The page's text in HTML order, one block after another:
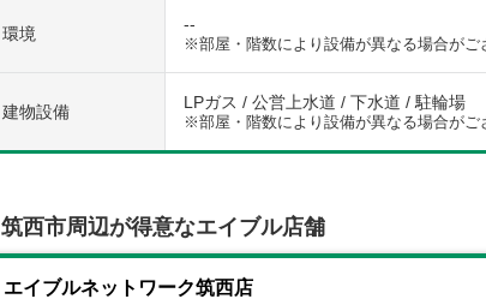
環境 --
※部屋・階数により設備が異なる場合がご
建物設備 LPガス / 公営上水道 / 下水道 / 駐輪場
※部屋・階数により設備が異なる場合がご
筑西市周辺が得意なエイブル店舗
エイブルネットワーク筑西店